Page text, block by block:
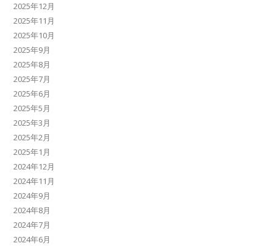
2025年12月
2025年11月
2025年10月
2025年9月
2025年8月
2025年7月
2025年6月
2025年5月
2025年3月
2025年2月
2025年1月
2024年12月
2024年11月
2024年9月
2024年8月
2024年7月
2024年6月